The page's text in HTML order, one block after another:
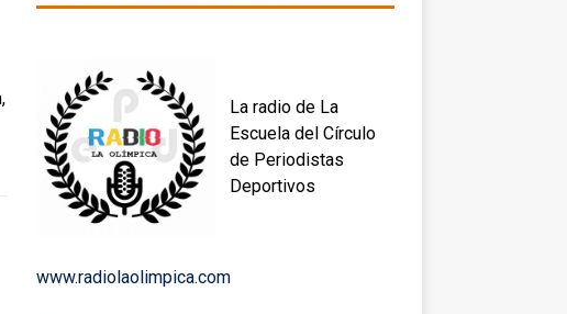
La radio de La
Escuela del Círculo
de Periodistas
Deportivos
www.radiolaolimpica.com